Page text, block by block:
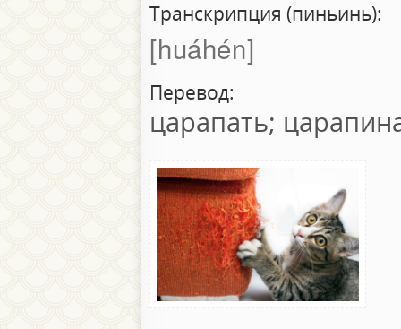
Транскрипция (пиньинь):
huáhén
Перевод:
царапать;